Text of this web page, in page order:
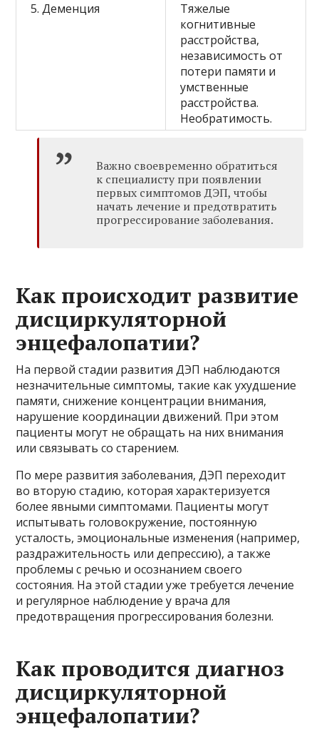
5. Деменция
Тяжелые
когнитивные
расстройства,
независимость от
потери памяти и
умственные
расстройства.
Необратимость.
Важно своевременно обратиться
к специалисту при появлении
первых симптомов ДЭП, чтобы
начать лечение и предотвратить
прогрессирование заболевания.
Как происходит развитие
дисциркуляторной
энцефалопатии?
На первой стадии развития ДЭП наблюдаются
незначительные симптомы, такие как ухудшение
памяти, снижение концентрации внимания,
нарушение координации движений. При этом
пациенты могут не обращать на них внимания
или связывать со старением.
По мере развития заболевания, ДЭП переходит
во вторую стадию, которая характеризуется
более явными симптомами. Пациенты могут
испытывать головокружение, постоянную
усталость, эмоциональные изменения (например,
раздражительность или депрессию), а также
проблемы с речью и осознанием своего
состояния. На этой стадии уже требуется лечение
и регулярное наблюдение у врача для
предотвращения прогрессирования болезни.
Как проводится диагноз
дисциркуляторной
энцефалопатии?